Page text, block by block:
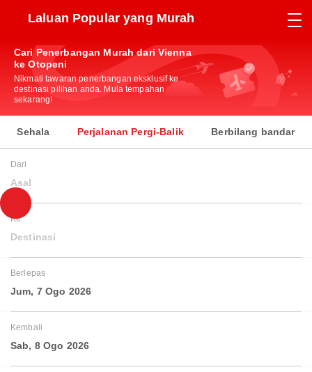
Laluan Popular yang Murah
Cari Penerbangan Murah dari Vienna
ke Otopeni
Nikmati tawaran penerbangan eksklusif ke
destinasi pilihan anda. Mula tempahan
sekarang!
Sehala Perjalanan Pergi-Balik Berbilang bandar
Dari
Asal
Ke
Destinasi
Berlepas
Jum, 7 Ogo 2026
Kembali
Sab, 8 Ogo 2026